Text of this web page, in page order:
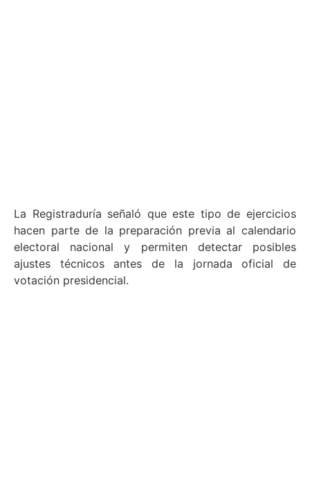
La Registraduría señaló que este tipo de ejercicios
hacen parte de la preparación previa al calendario
electoral nacional y permiten detectar posibles
ajustes técnicos antes de la jornada oficial de
votación presidencial.